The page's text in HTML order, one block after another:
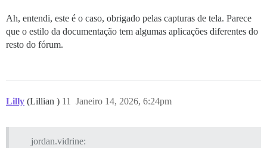
Ah, entendi, este é o caso, obrigado pelas capturas de tela. Parece
que o estilo da documentação tem algumas aplicações diferentes do
resto do fórum.
Lilly (Lillian ) Janeiro 14, 2026, 6:24pm
11
jordan.vidrine: